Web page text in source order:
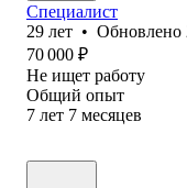
Специалист
29 лет • Обновлено
70 000 ₽
Не ищет работу
Общий опыт
7 лет 7 месяцев